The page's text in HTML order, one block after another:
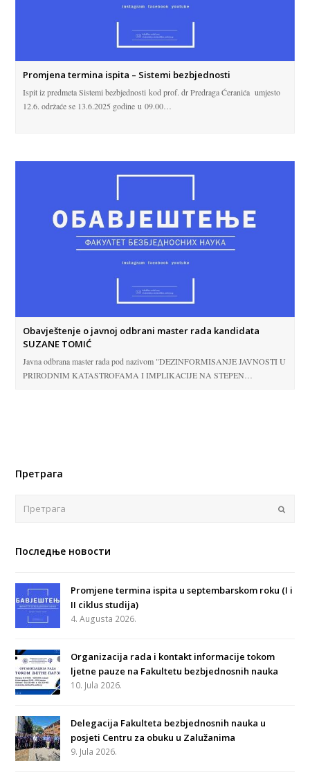
Promjena termina ispita – Sistemi bezbjednosti
Ispit iz predmeta Sistemi bezbjednosti kod prof. dr Predraga Ćeranića umjesto
12.6. održaće se 13.6.2025 godine u 09.00…
Obavještenje o javnoj odbrani master rada kandidata
SUZANE TOMIĆ
Javna odbrana master rada pod nazivom "DEZINFORMISANJE JAVNOSTI U
PRIRODNIM KATASTROFAMA I IMPLIKACIJE NA STEPEN…
Претрага
Последње новости
Promjene termina ispita u septembarskom roku (I i
II ciklus studija)
4. Augusta 2026.
Organizacija rada i kontakt informacije tokom
ljetne pauze na Fakultetu bezbjednosnih nauka
10. Jula 2026.
Delegacija Fakulteta bezbjednosnih nauka u
posjeti Centru za obuku u Zalužanima
9. Jula 2026.